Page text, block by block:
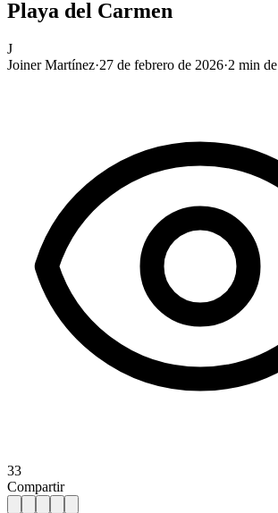
Playa del Carmen
J
Joiner Martínez·27 de febrero de 2026·2 min
33
Compartir